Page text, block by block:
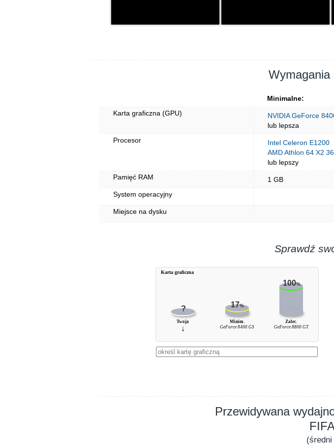
Minimalne:
Karta graficzna (GPU)
NVIDIA GeForce
lub lepsza
Procesor
Intel Celeron E1200
AMD Athlon 64 X2
lub lepszy
Pamięć RAM
1 GB
System operacyjny
Miejsce na dysku
Sprawdź
? 17%
100%
Twoja
↓
Minim.
GeForce 8400 GS
Zalec.
GeForce 8800 GT
Karta graficzna
Przewidywana
(średni